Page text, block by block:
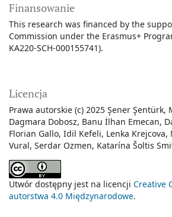
Finansowanie
This research was financed by the
Commission under the Erasmus+
KA220-SCH-000155741).
Licencja
Prawa autorskie (c) 2025 Şener Şentürk,
Dagmara Dobosz, Banu İlhan Emecan,
Florian Gallo, Idil Kefeli, Lenka
Vural, Serdar Ozmen, Katarína Šoltis
Utwór dostępny jest na licencji Creative
autorstwa 4.0 Międzynarodowe.